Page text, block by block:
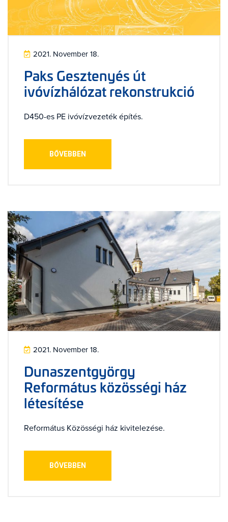
2021. November 18.
Paks Gesztenyés út
ivóvízhálózat rekonstrukció
D450-es PE ivóvízvezeték építés.
BŐVEBBEN
2021. November 18.
Dunaszentgyörgy
Református közösségi ház
létesítése
Református Közösségi ház kivitelezése.
BŐVEBBEN